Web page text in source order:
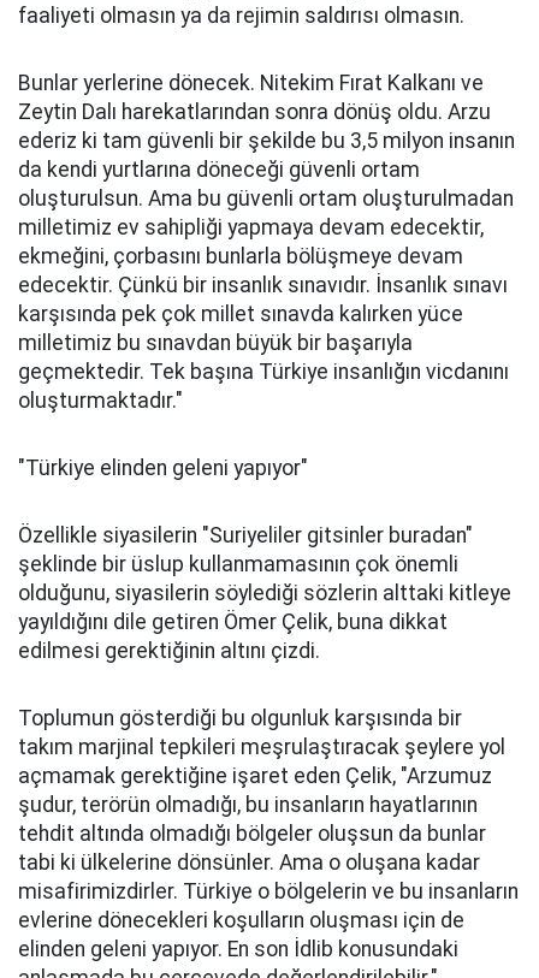
faaliyeti olmasın ya da rejimin saldırısı olmasın.
Bunlar yerlerine dönecek. Nitekim Fırat Kalkanı ve
Zeytin Dalı harekatlarından sonra dönüş oldu. Arzu
ederiz ki tam güvenli bir şekilde bu 3,5 milyon insanın
da kendi yurtlarına döneceği güvenli ortam
oluşturulsun. Ama bu güvenli ortam oluşturulmadan
milletimiz ev sahipliği yapmaya devam edecektir,
ekmeğini, çorbasını bunlarla bölüşmeye devam
edecektir. Çünkü bir insanlık sınavıdır. İnsanlık sınavı
karşısında pek çok millet sınavda kalırken yüce
milletimiz bu sınavdan büyük bir başarıyla
geçmektedir. Tek başına Türkiye insanlığın vicdanını
oluşturmaktadır."
"Türkiye elinden geleni yapıyor"
Özellikle siyasilerin "Suriyeliler gitsinler buradan"
şeklinde bir üslup kullanmamasının çok önemli
olduğunu, siyasilerin söylediği sözlerin alttaki kitleye
yayıldığını dile getiren Ömer Çelik, buna dikkat
edilmesi gerektiğinin altını çizdi.
Toplumun gösterdiği bu olgunluk karşısında bir
takım marjinal tepkileri meşrulaştıracak şeylere yol
açmamak gerektiğine işaret eden Çelik, "Arzumuz
şudur, terörün olmadığı, bu insanların hayatlarının
tehdit altında olmadığı bölgeler oluşsun da bunlar
tabi ki ülkelerine dönsünler. Ama o oluşana kadar
misafirimizdirler. Türkiye o bölgelerin ve bu insanların
evlerine dönecekleri koşulların oluşması için de
elinden geleni yapıyor. En son İdlib konusundaki